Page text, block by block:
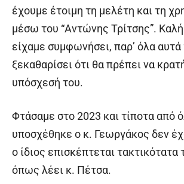
έχουμε έτοιμη τη μελέτη και τη
μέσω του “Αντώνης Τρίτσης”.
είχαμε συμφωνήσει, παρ’ όλα αυτά
ξεκαθαρίσει ότι θα πρέπει να
υπόσχεσή του.
Φτάσαμε στο 2023 και τίποτα από
υποσχέθηκε ο κ. Γεωργάκος δεν
ο ίδιος επισκέπτεται τακτικότατα
όπως λέει κ. Πέτσα.